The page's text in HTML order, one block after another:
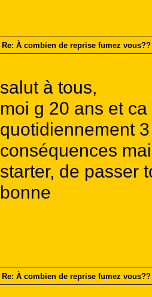
Re: À combien de reprise fumez vous??
salut à tous,
moi g 20 ans et
quotidiennement
conséquences
starter, de passer
bonne
Re: À combien de reprise fumez vous??